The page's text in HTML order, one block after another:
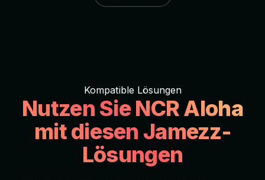
Kompatible Lösungen
Nutzen Sie NCR Aloha
mit diesen Jamezz-
Lösungen